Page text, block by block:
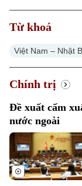
Từ khoá
Việt Nam – Nhật
Chính trị
Đề xuất cấm
nước ngoài